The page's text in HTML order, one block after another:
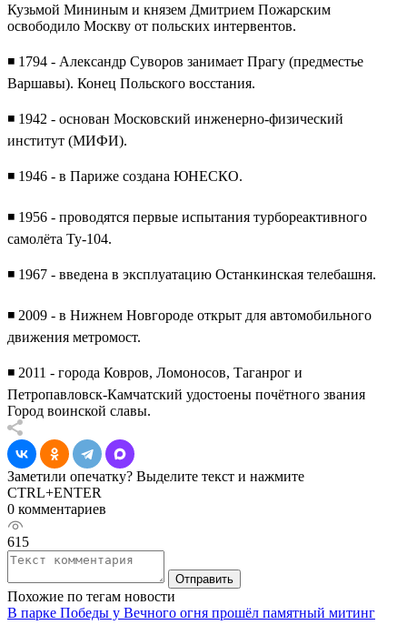
Кузьмой Мининым и князем Дмитрием Пожарским
освободило Москву от польских интервентов.
◾️ 1794 - Александр Суворов занимает Прагу (предместье
Варшавы). Конец Польского восстания.
◾️ 1942 - основан Московский инженерно-физический
институт (МИФИ).
◾️ 1946 - в Париже создана ЮНЕСКО.
◾️ 1956 - проводятся первые испытания турбореактивного
самолёта Ту-104.
◾️ 1967 - введена в эксплуатацию Останкинская телебашня.
◾️ 2009 - в Нижнем Новгороде открыт для автомобильного
движения метромост.
◾️ 2011 - города Ковров, Ломоносов, Таганрог и
Петропавловск-Камчатский удостоены почётного звания
Город воинской славы.
Заметили опечатку? Выделите текст и нажмите
CTRL+ENTER
0 комментариев
615
Отправить
Похожие по тегам новости
В парке Победы у Вечного огня прошёл памятный митинг